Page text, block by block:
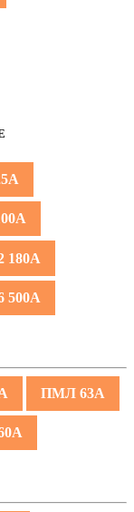
180А
500А
ПМЛ 63А